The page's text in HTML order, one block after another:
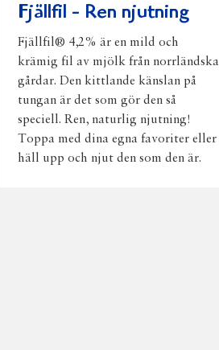
Fjällfil - Ren njutning
Fjällfil® 4,2% är en mild och
krämig fil av mjölk från norrländska
gårdar. Den kittlande känslan på
tungan är det som gör den så
speciell. Ren, naturlig njutning!
Toppa med dina egna favoriter eller
häll upp och njut den som den är.